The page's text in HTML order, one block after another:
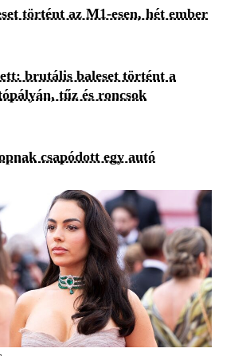
történt az M1-esen, hét ember
brutális baleset történt a
tűz és roncsok
csapódott egy autó